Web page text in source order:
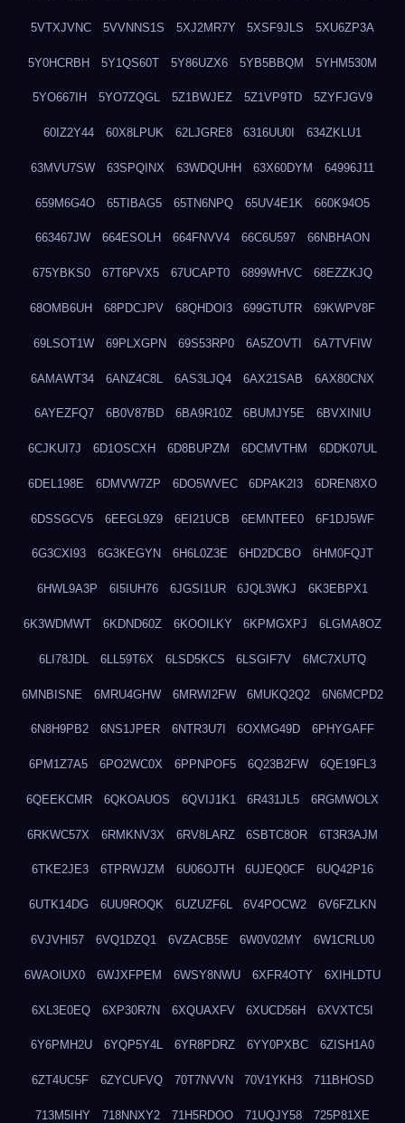
5VTXJVNC 5VVNNS1S 5XJ2MR7Y 5XSF9JLS 5XU6ZP3A
5Y0HCRBH 5Y1QS60T 5Y86UZX6 5YB5BBQM 5YHM530M
5YO667IH 5YO7ZQGL 5Z1BWJEZ 5Z1VP9TD 5ZYFJGV9
60IZ2Y44 60X8LPUK 62LJGRE8 6316UU0I 634ZKLU1
63MVU7SW 63SPQINX 63WDQUHH 63X60DYM 64996J11
659M6G4O 65TIBAG5 65TN6NPQ 65UV4E1K 660K94O5
663467JW 664ESOLH 664FNVV4 66C6U597 66NBHAON
675YBKS0 67T6PVX5 67UCAPT0 6899WHVC 68EZZKJQ
68OMB6UH 68PDCJPV 68QHDOI3 699GTUTR 69KWPV8F
69LSOT1W 69PLXGPN 69S53RP0 6A5ZOVTI 6A7TVFIW
6AMAWT34 6ANZ4C8L 6AS3LJQ4 6AX21SAB 6AX80CNX
6AYEZFQ7 6B0V87BD 6BA9R10Z 6BUMJY5E 6BVXINIU
6CJKUI7J 6D1OSCXH 6D8BUPZM 6DCMVTHM 6DDK07UL
6DEL198E 6DMVW7ZP 6DO5WVEC 6DPAK2I3 6DREN8XO
6DSSGCV5 6EEGL9Z9 6EI21UCB 6EMNTEE0 6F1DJ5WF
6G3CXI93 6G3KEGYN 6H6L0Z3E 6HD2DCBO 6HM0FQJT
6HWL9A3P 6I5IUH76 6JGSI1UR 6JQL3WKJ 6K3EBPX1
6K3WDMWT 6KDND60Z 6KOOILKY 6KPMGXPJ 6LGMA8OZ
6LI78JDL 6LL59T6X 6LSD5KCS 6LSGIF7V 6MC7XUTQ
6MNBISNE 6MRU4GHW 6MRWI2FW 6MUKQ2Q2 6N6MCPD2
6N8H9PB2 6NS1JPER 6NTR3U7I 6OXMG49D 6PHYGAFF
6PM1Z7A5 6PO2WC0X 6PPNPOF5 6Q23B2FW 6QE19FL3
6QEEKCMR 6QKOAUOS 6QVIJ1K1 6R431JL5 6RGMWOLX
6RKWC57X 6RMKNV3X 6RV8LARZ 6SBTC8OR 6T3R3AJM
6TKE2JE3 6TPRWJZM 6U06OJTH 6UJEQ0CF 6UQ42P16
6UTK14DG 6UU9ROQK 6UZUZF6L 6V4POCW2 6V6FZLKN
6VJVHI57 6VQ1DZQ1 6VZACB5E 6W0V02MY 6W1CRLU0
6WAOIUX0 6WJXFPEM 6WSY8NWU 6XFR4OTY 6XIHLDTU
6XL3E0EQ 6XP30R7N 6XQUAXFV 6XUCD56H 6XVXTC5I
6Y6PMH2U 6YQP5Y4L 6YR8PDRZ 6YY0PXBC 6ZISH1A0
6ZT4UC5F 6ZYCUFVQ 70T7NVVN 70V1YKH3 711BHOSD
713M5IHY 718NNXY2 71H5RDOO 71UQJY58 725P81XE